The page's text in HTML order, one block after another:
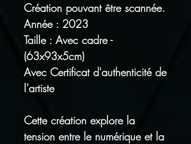
Création pouvant être scannée.
Année : 2023
Taille : Avec cadre -
(63x93x5cm)
Avec Certificat d'authenticité de
l'artiste
Cette création explore la
tension entre le numérique et la